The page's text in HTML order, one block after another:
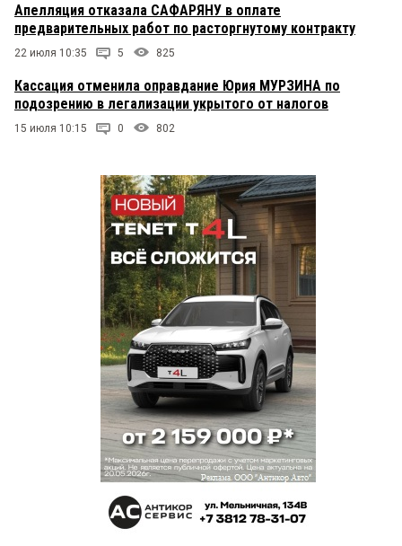
Апелляция отказала САФАРЯНУ в оплате
предварительных работ по расторгнутому контракту
22 июля 10:35 5 825
Кассация отменила оправдание Юрия МУРЗИНА по
подозрению в легализации укрытого от налогов
15 июля 10:15 0 802